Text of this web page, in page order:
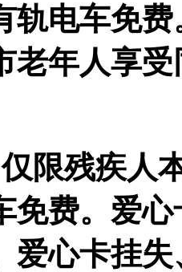
轨电车免
老年人享
限残疾人
免费。爱
爱心卡挂